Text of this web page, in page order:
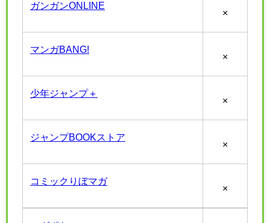
ガンガンONLINE
×
マンガBANG!
×
少年ジャンプ＋
×
ジャンプBOOKストア
×
コミックりぼマガ
×